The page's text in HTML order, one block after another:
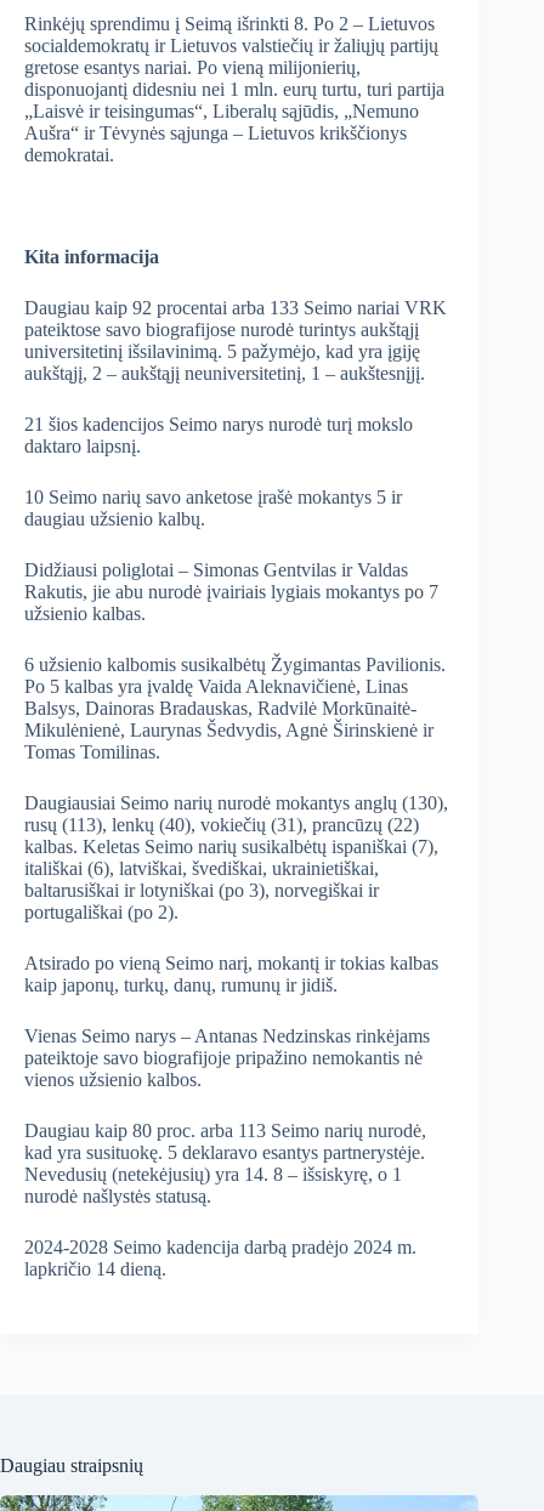
Rinkėjų sprendimu į Seimą išrinkti 8. Po 2 – Lietuvos
socialdemokratų ir Lietuvos valstiečių ir žaliųjų partijų
gretose esantys nariai. Po vieną milijonierių,
disponuojantį didesniu nei 1 mln. eurų turtu, turi partija
„Laisvė ir teisingumas“, Liberalų sąjūdis, „Nemuno
Aušra“ ir Tėvynės sąjunga – Lietuvos krikščionys
demokratai.
Kita informacija
Daugiau kaip 92 procentai arba 133 Seimo nariai VRK
pateiktose savo biografijose nurodė turintys aukštąjį
universitetinį išsilavinimą. 5 pažymėjo, kad yra įgiję
aukštąjį, 2 – aukštąjį neuniversitetinį, 1 – aukštesnįjį.
21 šios kadencijos Seimo narys nurodė turį mokslo
daktaro laipsnį.
10 Seimo narių savo anketose įrašė mokantys 5 ir
daugiau užsienio kalbų.
Didžiausi poliglotai – Simonas Gentvilas ir Valdas
Rakutis, jie abu nurodė įvairiais lygiais mokantys po 7
užsienio kalbas.
6 užsienio kalbomis susikalbėtų Žygimantas Pavilionis.
Po 5 kalbas yra įvaldę Vaida Aleknavičienė, Linas
Balsys, Dainoras Bradauskas, Radvilė Morkūnaitė-
Mikulėnienė, Laurynas Šedvydis, Agnė Širinskienė ir
Tomas Tomilinas.
Daugiausiai Seimo narių nurodė mokantys anglų (130),
rusų (113), lenkų (40), vokiečių (31), prancūzų (22)
kalbas. Keletas Seimo narių susikalbėtų ispaniškai (7),
itališkai (6), latviškai, švediškai, ukrainietiškai,
baltarusiškai ir lotyniškai (po 3), norvegiškai ir
portugališkai (po 2).
Atsirado po vieną Seimo narį, mokantį ir tokias kalbas
kaip japonų, turkų, danų, rumunų ir jidiš.
Vienas Seimo narys – Antanas Nedzinskas rinkėjams
pateiktoje savo biografijoje pripažino nemokantis nė
vienos užsienio kalbos.
Daugiau kaip 80 proc. arba 113 Seimo narių nurodė,
kad yra susituokę. 5 deklaravo esantys partnerystėje.
Nevedusių (netekėjusių) yra 14. 8 – išsiskyrę, o 1
nurodė našlystės statusą.
2024-2028 Seimo kadencija darbą pradėjo 2024 m.
lapkričio 14 dieną.
Daugiau straipsnių